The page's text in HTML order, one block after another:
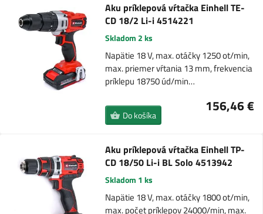
Aku príklepová vŕtačka Einhell TE-
CD 18/2 Li-i 4514221
Skladom 2 ks
Napätie 18 V, max. otáčky 1250 ot/min,
max. priemer vŕtania 13 mm, frekvencia
príklepu 18750 úd/min…
156,46 €
Do košíka
Aku príklepová vŕtačka Einhell TP-
CD 18/50 Li-i BL Solo 4513942
Skladom 1 ks
Napätie 18 V, max. otáčky 1800 ot/min,
max. počet príklepov 24000/min, max.